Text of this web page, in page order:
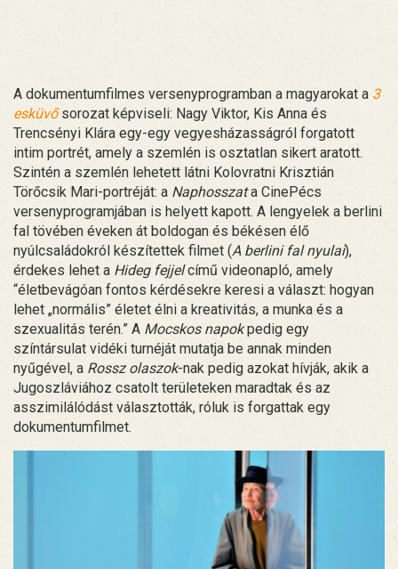
A dokumentumfilmes versenyprogramban a magyarokat a 3
esküvősorozat képviseli: Nagy Viktor, Kis Anna és
Trencsényi Klára egy-egy vegyesházasságról forgatott
intim portrét, amely a szemlén is osztatlan sikert aratott.
Szintén a szemlén lehetett látni Kolovratni Krisztián
Törőcsik Mari-portréját: a Naphosszata CinePécs
versenyprogramjában is helyett kapott. A lengyelek a berlini
fal tövében éveken át boldogan és békésen élő
nyúlcsaládokról készítettek filmet (A berlini fal nyulai),
érdekes lehet a Hideg fejjelcímű videonapló, amely
“életbevágóan fontos kérdésekre keresi a választ: hogyan
lehet „normális” életet élni a kreativitás, a munka és a
szexualitás terén.” A Mocskos napokpedig egy
színtársulat vidéki turnéját mutatja be annak minden
nyűgével, a Rossz olaszok-nak pedig azokat hívják, akik a
Jugoszláviához csatolt területeken maradtak és az
asszimilálódást választották, róluk is forgattak egy
dokumentumfilmet.